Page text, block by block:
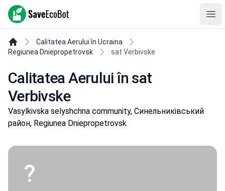
SaveEcoBot
Calitatea Aerului în Ucraina
Regiunea Dniepropetrovsk
sat Verbivske
Calitatea Aerului în sat
Verbivske
Vasylkivska selyshchna community, Синельниківський
район, Regiunea Dniepropetrovsk
?